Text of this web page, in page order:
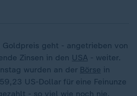
geht - angetrieben von
Zinsen in den USA - weiter.
wurden an der Börse in
US-Dollar für eine Feinunze
- so viel wie noch nie.